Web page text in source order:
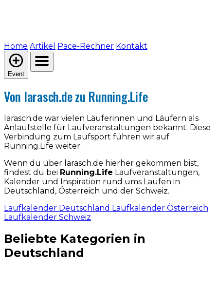
Home Artikel Pace-Rechner Kontakt
Event
Von larasch.de zu Running.Life
larasch.de war vielen Läuferinnen und Läufern als
Anlaufstelle für Laufveranstaltungen bekannt. Diese
Verbindung zum Laufsport führen wir auf
Running.Life weiter.
Wenn du über larasch.de hierher gekommen bist,
findest du bei Running.Life Laufveranstaltungen,
Kalender und Inspiration rund ums Laufen in
Deutschland, Österreich und der Schweiz.
Laufkalender Deutschland Laufkalender Österreich
Laufkalender Schweiz
Beliebte Kategorien in
Deutschland